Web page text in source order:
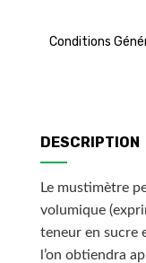
Conditions
DESCRIPTION
Le mustimètre
volumique
teneur en sucre
l’on obtiendra